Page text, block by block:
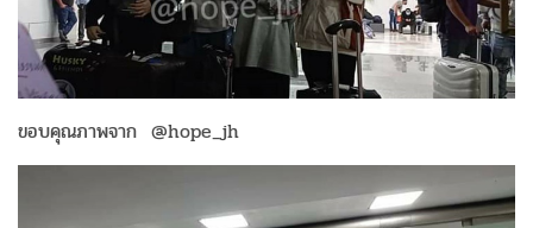
ขอบคุณภาพจาก @hope_jh